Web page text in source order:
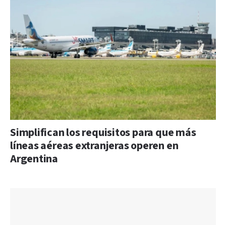
Simplifican los requisitos para que más
líneas aéreas extranjeras operen en
Argentina